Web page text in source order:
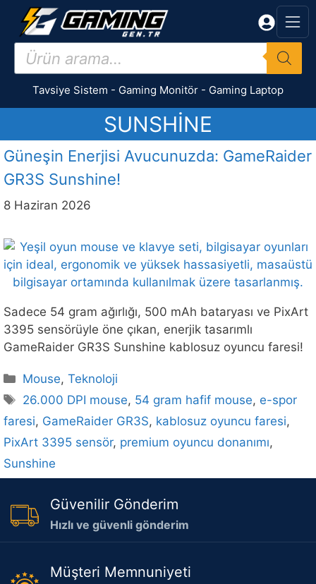
İçeriğe
Products
search
Tavsiye Sistem - Gaming Monitör - Gaming Laptop
SUNSHINE
Güneşin Enerjisi Avucunuzda: GameRaider
GR3S Sunshine!
8 Haziran 2026
Sadece 54 gram ağırlığı, 500 mAh bataryası ve PixArt
3395 sensörüyle öne çıkan, enerjik tasarımlı
GameRaider GR3S Sunshine kablosuz oyuncu faresi!
Kategoriler
Mouse,Teknoloji
Etiketler
26.000 DPI mouse, 54 gram hafif mouse, e-spor
faresi, GameRaider GR3S, kablosuz oyuncu faresi,
PixArt 3395 sensör, premium oyuncu donanımı,
Sunshine
Güvenilir Gönderim
Hızlı ve güvenli gönderim
Müşteri Memnuniyeti